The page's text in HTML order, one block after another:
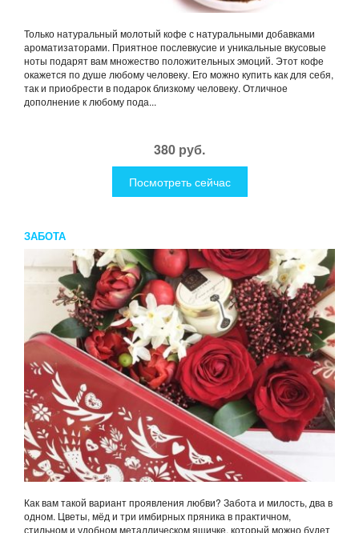
Только натуральный молотый кофе с натуральными добавками
ароматизаторами. Приятное послевкусие и уникальные вкусовые
ноты подарят вам множество положительных эмоций. Этот кофе
окажется по душе любому человеку. Его можно купить как для себя,
так и приобрести в подарок близкому человеку. Отличное
дополнение к любому пода...
380 руб.
Посмотреть сейчас
ЗАБОТА
Как вам такой вариант проявления любви? Забота и милость, два в
одном. Цветы, мёд и три имбирных пряника в практичном,
стильном и удобном металлическом ящичке, который можно будет